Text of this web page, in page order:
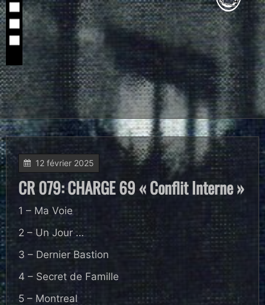
12 février 2025
CR 079: CHARGE 69 « Conflit Interne »
1 – Ma Voie
2 – Un Jour …
3 – Dernier Bastion
4 – Secret de Famille
5 – Montreal